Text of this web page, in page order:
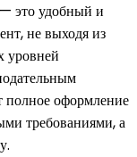
— это удобный и
не выходя из
уровней
полное оформление
требованиями, а